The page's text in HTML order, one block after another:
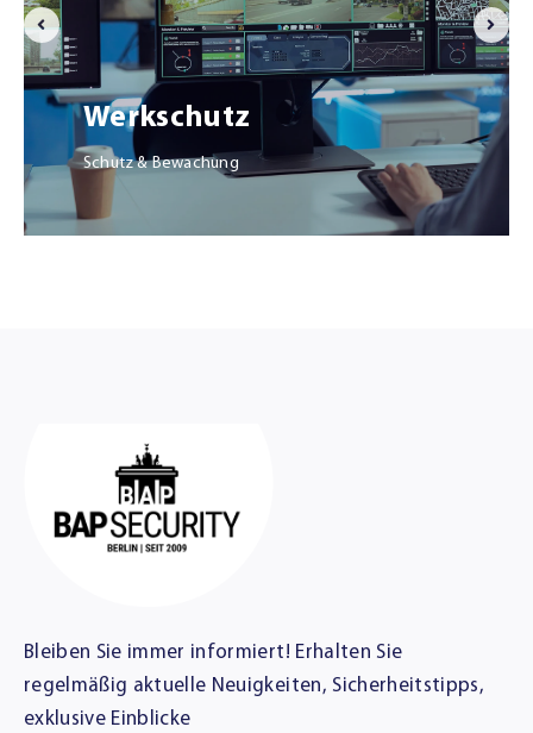
Werkschutz
Schutz & Bewachung
Bleiben Sie immer informiert! Erhalten Sie
regelmäßig aktuelle Neuigkeiten, Sicherheitstipps,
exklusive Einblicke